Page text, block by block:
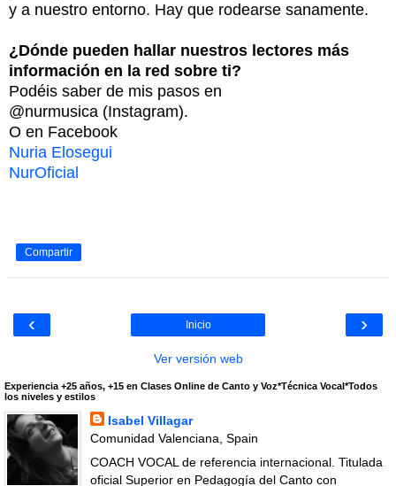
y a nuestro entorno. Hay que rodearse sanamente.
¿Dónde pueden hallar nuestros lectores más
información en la red sobre ti?
Podéis saber de mis pasos en
@nurmusica (Instagram).
O en Facebook
Nuria Elosegui
NurOficial
Compartir
‹ ›
Inicio
Ver versión web
Experiencia +25 años, +15 en Clases Online de Canto y Voz*Técnica Vocal*Todos
los niveles y estilos
Isabel Villagar
Comunidad Valenciana, Spain
COACH VOCAL de referencia internacional. Titulada
oficial Superior en Pedagogía del Canto con